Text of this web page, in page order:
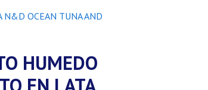
N&D OCEAN TUNA AND
HUMEDO